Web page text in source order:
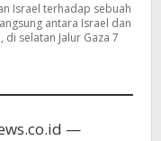
Israel terhadap sebuah
antara Israel dan
selatan Jalur Gaza 7
—